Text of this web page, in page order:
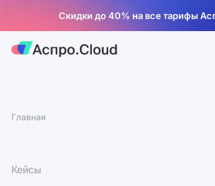
Скидки до 40% на все тарифы
Главная
Кейсы